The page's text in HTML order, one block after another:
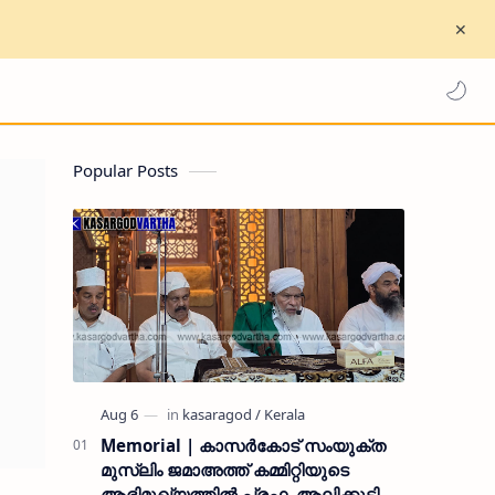
Popular Posts
Memorial | കാസർകോട് സംയുക്ത
മുസ്ലിം ജമാഅത്ത് കമ്മിറ്റിയുടെ